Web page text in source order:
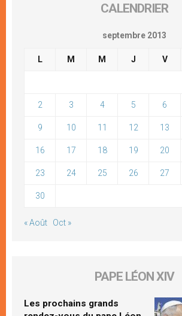
CALENDRIER
septembre 2013
L M M J V
2 3 4 5 6
9 10 11 12 13
16 17 18 19 20
23 24 25 26 27
30
« Août Oct »
PAPE LÉON XIV
Les prochains grands